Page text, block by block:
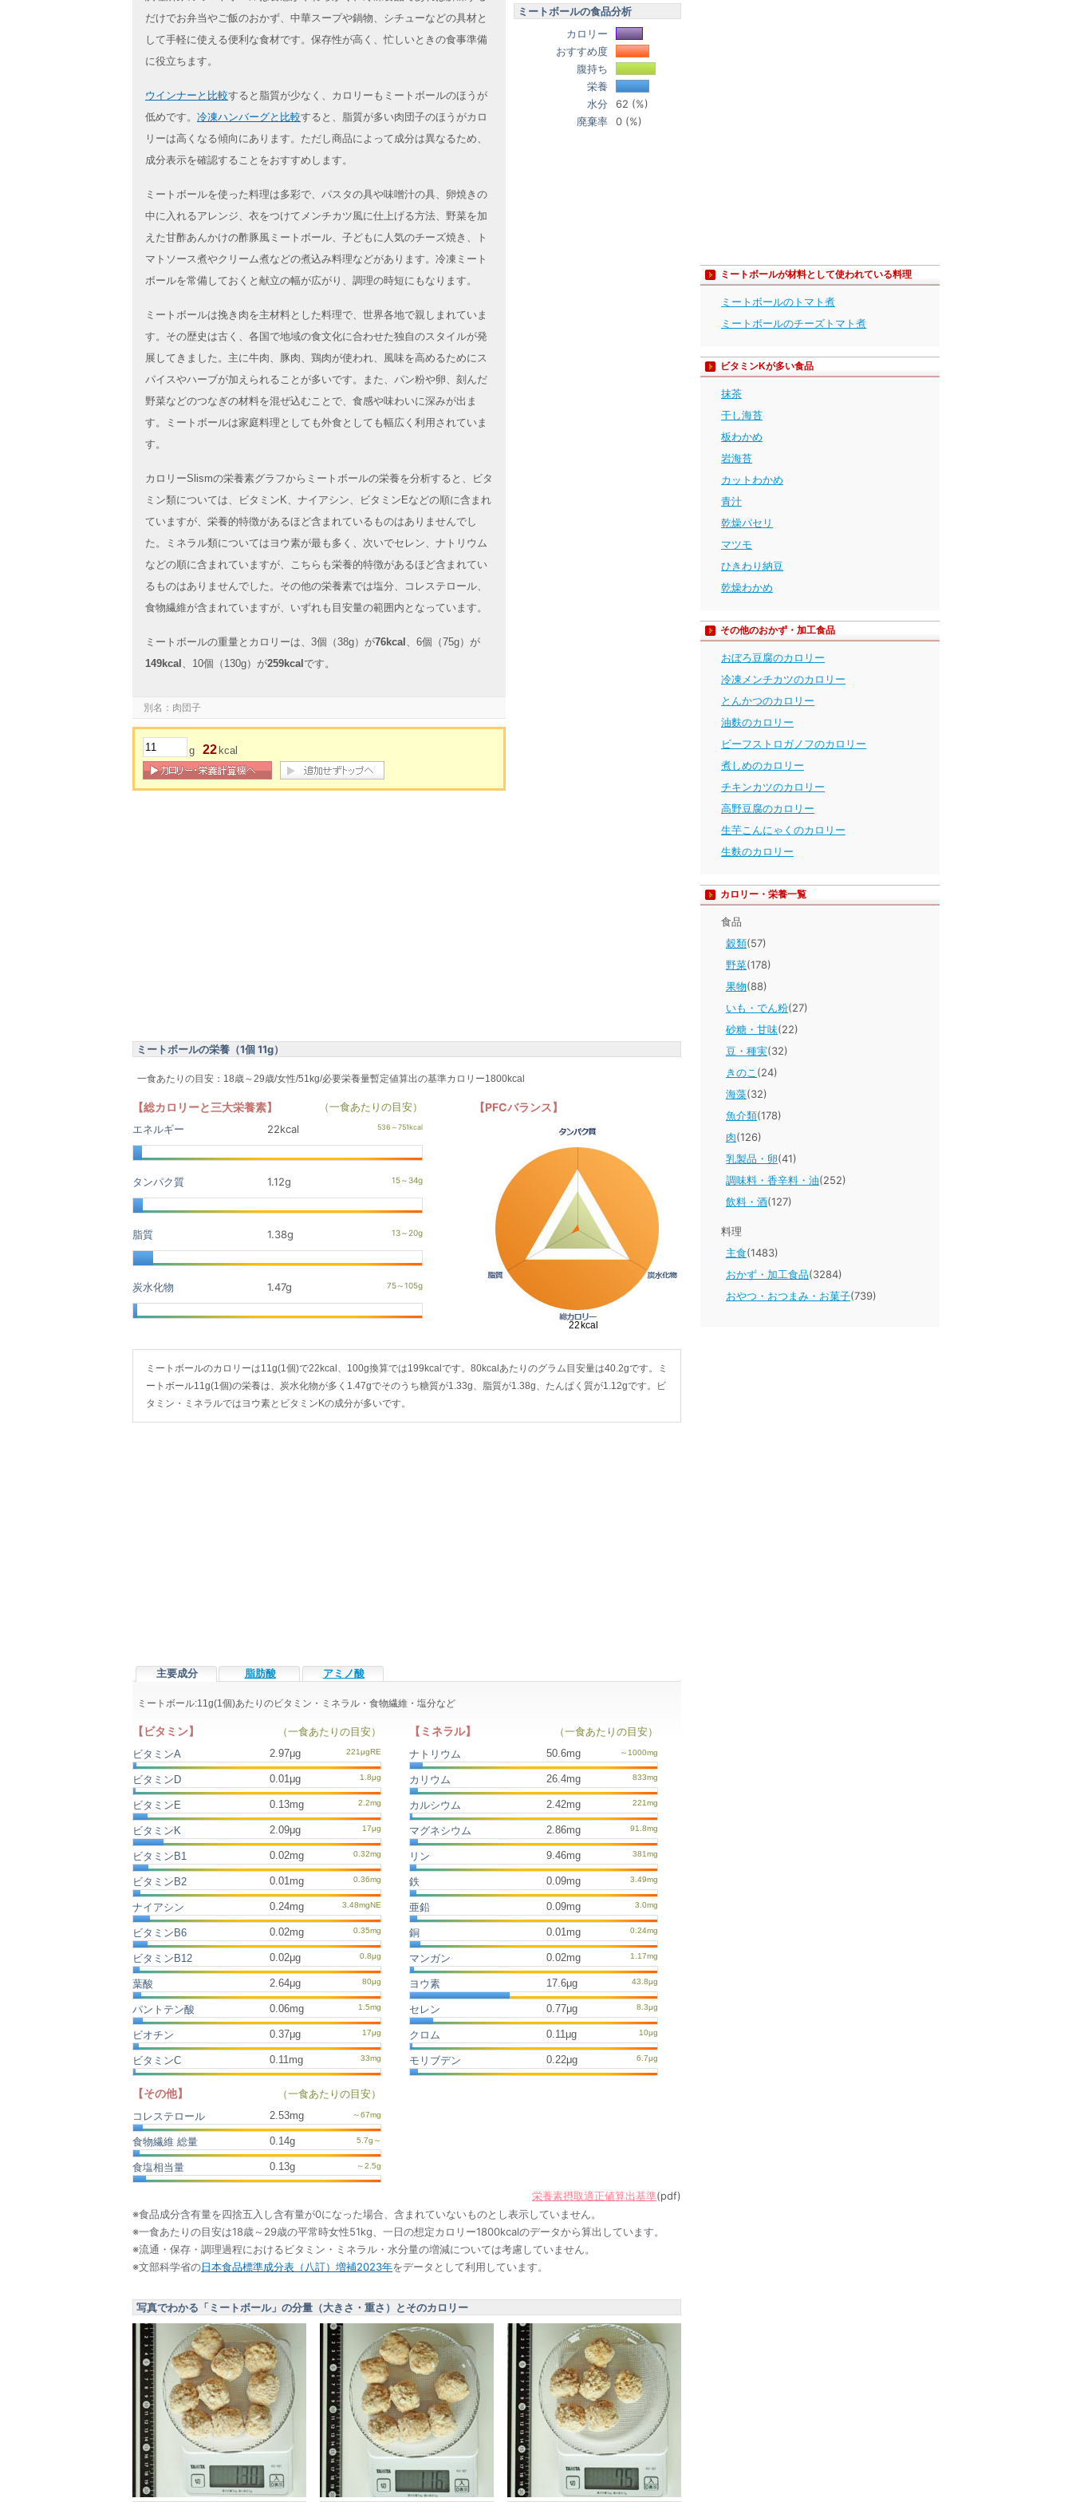
だけでお弁当やご飯のおかず、中華スープや鍋物、シチューなどの具材と
して手軽に使える便利な食材です。保存性が高く、忙しいときの食事準備
に役立ちます。
ウインナーと比較すると脂質が少なく、カロリーもミートボールのほうが
低めです。 冷凍ハンバーグと比較すると、脂質が多い肉団子のほうがカロ
リーは高くなる傾向にあります。ただし商品によって成分は異なるため、
成分表示を確認することをおすすめします。
ミートボールを使った料理は多彩で、パスタの具や味噌汁の具、卵焼きの
中に入れるアレンジ、衣をつけてメンチカツ風に仕上げる方法、野菜を加
えた甘酢あんかけの酢豚風ミートボール、子どもに人気のチーズ焼き、ト
マトソース煮やクリーム煮などの煮込み料理などがあります。冷凍ミート
ボールを常備しておくと献立の幅が広がり、調理の時短にもなります。
ミートボールは挽き肉を主材料とした料理で、世界各地で親しまれていま
す。その歴史は古く、各国で地域の食文化に合わせた独自のスタイルが発
展してきました。主に牛肉、豚肉、鶏肉が使われ、風味を高めるためにス
パイスやハーブが加えられることが多いです。また、パン粉や卵、刻んだ
野菜などのつなぎの材料を混ぜ込むことで、食感や味わいに深みが出ま
す。ミートボールは家庭料理としても外食としても幅広く利用されていま
す。
カロリーSlismの栄養素グラフからミートボールの栄養を分析すると、ビタ
ミン類については、ビタミンK、ナイアシン、ビタミンEなどの順に含まれ
ていますが、栄養的特徴があるほど含まれているものはありませんでし
た。ミネラル類についてはヨウ素が最も多く、次いでセレン、ナトリウム
などの順に含まれていますが、こちらも栄養的特徴があるほど含まれてい
るものはありませんでした。その他の栄養素では塩分、コレステロール、
食物繊維が含まれていますが、いずれも目安量の範囲内となっています。
ミートボールの重量とカロリーは、3個（38g）が76kcal 、6個（75g）が
149kcal 、10個（130g）が259kcal です。
別名：肉団子
g 22 kcal
ミートボールの食品分析
カロリー
おすすめ度
腹持ち
栄養
水分
62 (%)
廃棄率
0 (%)
ミートボールの栄養（1個 11g）
一食あたりの目安：18歳～29歳/女性/51kg/必要栄養量暫定値算出の基準カロリー1800kcal
【総カロリーと三大栄養素】
（一食あたりの目安）
エネルギー
22kcal
タンパク質 1.12g
脂質 1.38g
炭水化物 1.47g
【PFCバランス】
ミートボールのカロリーは11g(1個)で22kcal、100g換算では199kcalです。80kcalあたりのグラム目安量は40.2gです。ミ
ートボール11g(1個)の栄養は、炭水化物が多く1.47gでそのうち糖質が1.33g、脂質が1.38g、たんぱく質が1.12gです。ビ
タミン・ミネラルではヨウ素とビタミンKの成分が多いです。
主要成分 脂肪酸 アミノ酸
ミートボール:11g(1個)あたりのビタミン・ミネラル・食物繊維・塩分など
【ビタミン】
（一食あたりの目安）
ビタミンA
2.97μg
ビタミンD 0.01μg
ビタミンE 0.13mg
ビタミンK 2.09μg
ビタミンB1 0.02mg
ビタミンB2 0.01mg
ナイアシン 0.24mg
ビタミンB6 0.02mg
ビタミンB12 0.02μg
葉酸 2.64μg
パントテン酸 0.06mg
ビオチン 0.37μg
ビタミンC 0.11mg
【ミネラル】
（一食あたりの目安）
ナトリウム
50.6mg
カリウム 26.4mg
カルシウム 2.42mg
マグネシウム 2.86mg
リン 9.46mg
鉄 0.09mg
亜鉛 0.09mg
銅 0.01mg
マンガン 0.02mg
ヨウ素 17.6μg
セレン 0.77μg
クロム 0.11μg
モリブデン 0.22μg
【その他】
（一食あたりの目安）
コレステロール
2.53mg
食物繊維 総量 0.14g
食塩相当量 0.13g
栄養素摂取適正値算出基準(pdf)
※食品成分含有量を四捨五入し含有量が0になった場合、含まれていないものとし表示していません。
※一食あたりの目安は18歳～29歳の平常時女性51kg、一日の想定カロリー1800kcalのデータから算出しています。
※流通・保存・調理過程におけるビタミン・ミネラル・水分量の増減については考慮していません。
※文部科学省の日本食品標準成分表（八訂）増補2023年をデータとして利用しています。
写真でわかる「ミートボール」の分量（大きさ・重さ）とそのカロリー
ミートボールが材料として使われている料理
ミートボールのトマト煮
ミートボールのチーズトマト煮
ビタミンKが多い食品
抹茶
干し海苔
板わかめ
岩海苔
カットわかめ
青汁
乾燥パセリ
マツモ
ひきわり納豆
乾燥わかめ
その他のおかず・加工食品
おぼろ豆腐のカロリー
冷凍メンチカツのカロリー
とんかつのカロリー
油麩のカロリー
ビーフストロガノフのカロリー
煮しめのカロリー
チキンカツのカロリー
高野豆腐のカロリー
生芋こんにゃくのカロリー
生麩のカロリー
カロリー・栄養一覧
食品
穀類(57)
野菜(178)
果物(88)
いも・でん粉(27)
砂糖・甘味(22)
豆・種実(32)
きのこ (24)
海藻(32)
魚介類(178)
肉(126)
乳製品・卵(41)
調味料・香辛料・油(252)
飲料・酒(127)
料理
主食(1483)
おかず・加工食品(3284)
おやつ・おつまみ・お菓子(739)